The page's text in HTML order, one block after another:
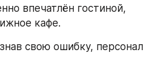
впечатлён гостиной,
кафе.
свою ошибку, персонал